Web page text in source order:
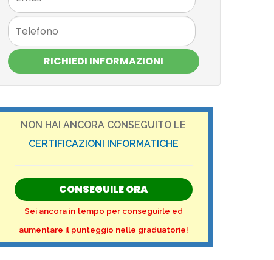
RICHIEDI INFORMAZIONI
NON HAI ANCORA CONSEGUITO LE
CERTIFICAZIONI INFORMATICHE
CONSEGUILE ORA
Sei ancora in tempo per conseguirle ed
aumentare il punteggio nelle graduatorie!